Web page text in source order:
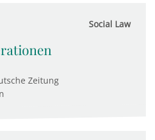
Social Law
Zeitung